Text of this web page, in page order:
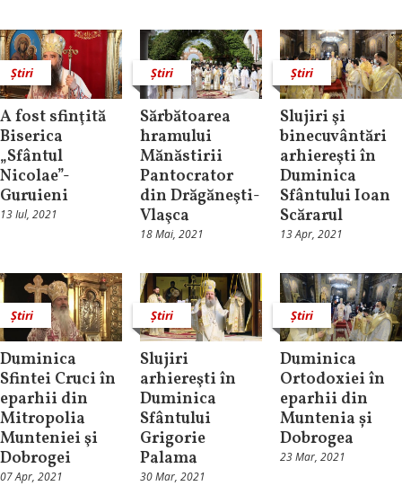
Știri
A fost sfinţită
Biserica
„Sfântul
Nicolae”-
Guruieni
13 Iul, 2021
Știri
Sărbătoarea
hramului
Mănăstirii
Pantocrator
din Drăgăneşti-
Vlaşca
18 Mai, 2021
Știri
Slujiri şi
binecuvântări
arhiereşti în
Duminica
Sfântului Ioan
Scărarul
13 Apr, 2021
Știri
Duminica
Sfintei Cruci în
eparhii din
Mitropolia
Munteniei şi
Dobrogei
07 Apr, 2021
Știri
Slujiri
arhiereşti în
Duminica
Sfântului
Grigorie
Palama
30 Mar, 2021
Știri
Duminica
Ortodoxiei în
eparhii din
Muntenia și
Dobrogea
23 Mar, 2021